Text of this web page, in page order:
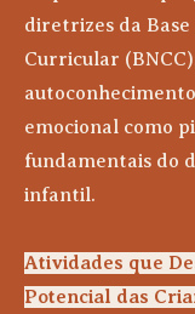
diretrizes da
Curricular
emocional como
fundamentais do
infantil.
Atividades que
Potencial das